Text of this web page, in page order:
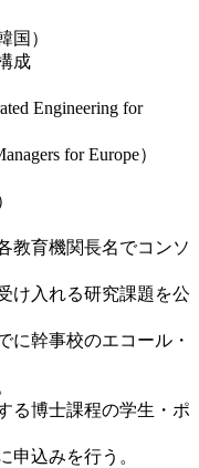
国）
成
Engineering for
for Europe）
教育機関長名でコンソ
け入れる研究課題を公
事校のエコール・
る博士課程の学生・ポ
込みを行う。